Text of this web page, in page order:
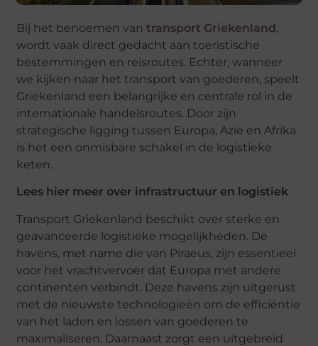
Bij het benoemen vantransport Griekenland,
wordt vaak direct gedacht aan toeristische
bestemmingen en reisroutes. Echter, wanneer
we kijken naar het transport van goederen, speelt
Griekenland een belangrijke en centrale rol in de
internationale handelsroutes. Door zijn
strategische ligging tussen Europa, Azië en Afrika
is het een onmisbare schakel in de logistieke
keten.
Lees hier meer over infrastructuur en logistiek
Transport Griekenland beschikt over sterke en
geavanceerde logistieke mogelijkheden. De
havens, met name die van Piraeus, zijn essentieel
voor het vrachtvervoer dat Europa met andere
continenten verbindt. Deze havens zijn uitgerust
met de nieuwste technologieën om de efficiëntie
van het laden en lossen van goederen te
maximaliseren. Daarnaast zorgt een uitgebreid